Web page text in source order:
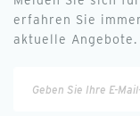
erfahren Sie
aktuelle Angebote.